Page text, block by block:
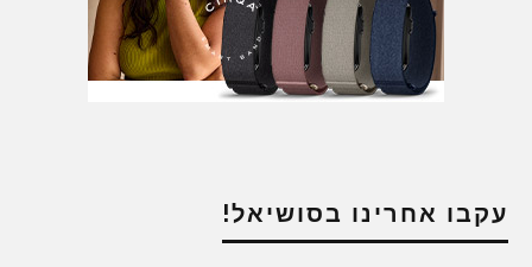
עקבו אחרינו בסושיאל!